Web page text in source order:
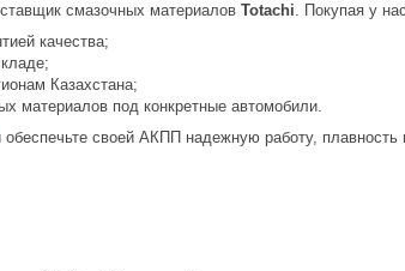
смазочных материалов Totachi. Покупая у
качества;
Казахстана;
материалов под конкретные автомобили.
обеспечьте своей АКПП надежную работу,